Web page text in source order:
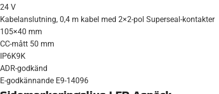
24 V
Kabelanslutning, 0,4 m kabel med 2×2-pol Superseal-kontakter
105×40 mm
CC-mått 50 mm
IP6K9K
ADR-godkänd
E-godkännande E9-14096